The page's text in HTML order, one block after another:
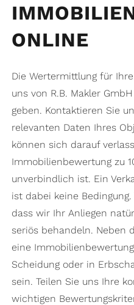
ONLINE
Die Wertermittlung für
uns von R.B. Makler
geben. Kontaktieren Sie
relevanten Daten Ihres
können sich darauf
Immobilienbewertung zu
unverbindlich ist. Ein
ist dabei keine
dass wir Ihr Anliegen
seriös behandeln. Neben
eine
Scheidung oder in
sein. Teilen Sie uns Ihre
wichtigen